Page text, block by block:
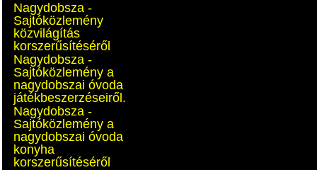
Nagydobsza -
Sajtóközlemény
közvilágítás
korszerűsítéséről
Nagydobsza -
Sajtóközlemény a
nagydobszai óvoda
játékbeszerzéseiről.
Nagydobsza -
Sajtóközlemény a
nagydobszai óvoda
konyha
korszerűsítéséről